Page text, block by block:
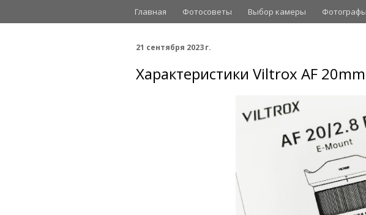
Главная Фотосоветы Выбор камеры Фотографы
21 сентября 2023 г.
Характеристики Viltrox AF